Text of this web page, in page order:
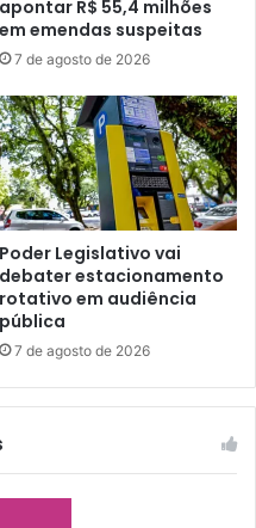
apontar R$ 55,4 milhões
em emendas suspeitas
7 de agosto de 2026
Poder Legislativo vai
debater estacionamento
rotativo em audiência
pública
7 de agosto de 2026